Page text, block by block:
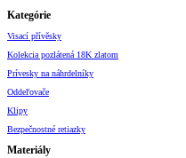
Kategórie
Visací přívěsky
Kolekcia pozlátená 18K zlatom
Prívesky na náhrdelníky
Oddeľovače
Klipy
Bezpečnostné retiazky
Materiály